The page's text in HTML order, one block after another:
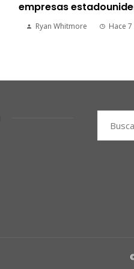
empresas
Ryan Whitmore Hace